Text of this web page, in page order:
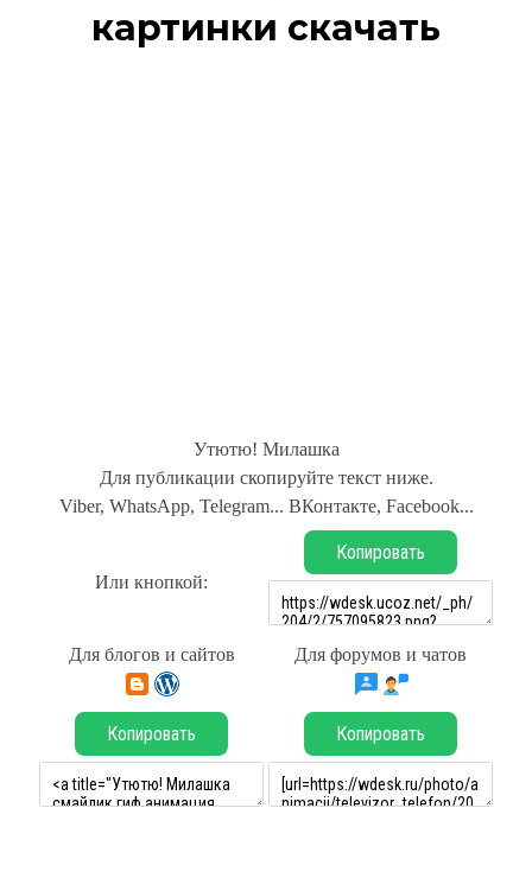
картинки скачать
Утютю! Милашка
Для публикации скопируйте текст ниже.
Viber, WhatsApp, Telegram... ВКонтакте, Facebook...
Или кнопкой:
Копировать
Для блогов и сайтов Для форумов и чатов
Копировать Копировать